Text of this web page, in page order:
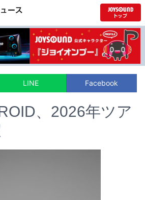
LINE Facebook
、2026年ツア